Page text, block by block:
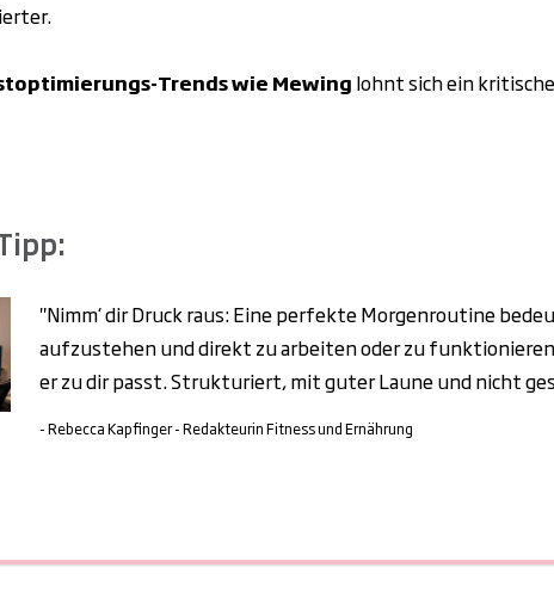
Trends wie Mewing lohnt sich ein
"Nimm‘ dir Druck raus: Eine perfekte Morgenroutine
aufzustehen und direkt zu arbeiten oder zu
er zu dir passt. Strukturiert, mit guter Laune und nicht
- Rebecca Kapfinger - Redakteurin Fitness und Ernährung